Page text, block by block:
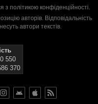
з політикою конфіденційності.
авторів. Відповідальність
автори текстів.
550
370